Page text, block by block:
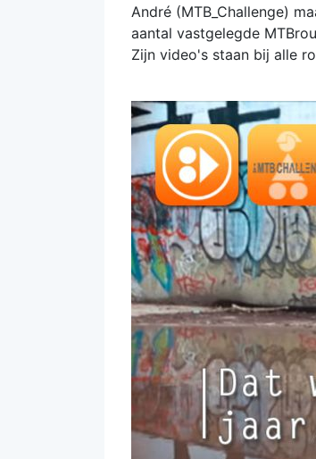
André (MTB_Challenge)
aantal vastgelegde
Zijn video's staan bij alle